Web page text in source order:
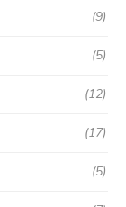
(9)
(5)
(12)
(17)
(5)